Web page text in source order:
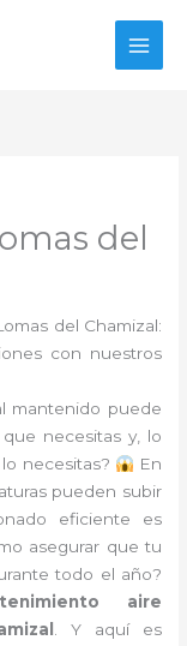
del
del Chamizal:
con nuestros
mantenido puede
necesitas y, lo
necesitas?
En
pueden subir
eficiente es
asegurar que tu
todo el año?
aire
. Y aquí es